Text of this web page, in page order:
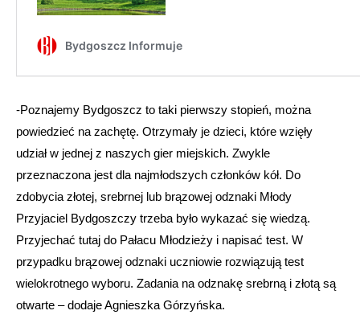
-Poznajemy Bydgoszcz to taki pierwszy stopień, można
powiedzieć na zachętę. Otrzymały je dzieci, które wzięły
udział w jednej z naszych gier miejskich. Zwykle
przeznaczona jest dla najmłodszych członków kół. Do
zdobycia złotej, srebrnej lub brązowej odznaki Młody
Przyjaciel Bydgoszczy trzeba było wykazać się wiedzą.
Przyjechać tutaj do Pałacu Młodzieży i napisać test. W
przypadku brązowej odznaki uczniowie rozwiązują test
wielokrotnego wyboru. Zadania na odznakę srebrną i złotą są
otwarte – dodaje Agnieszka Górzyńska.